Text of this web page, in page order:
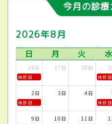
今月の診
2026年8月
日 月 火
26日
休診日
27日 28日
休診日
2日
休診日
3日 4日
休診日
9日 10日 11日